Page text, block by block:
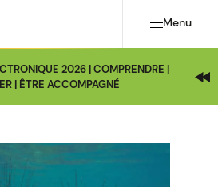
Menu
2026 | COMPRENDRE |
| ÊTRE ACCOMPAGNÉ